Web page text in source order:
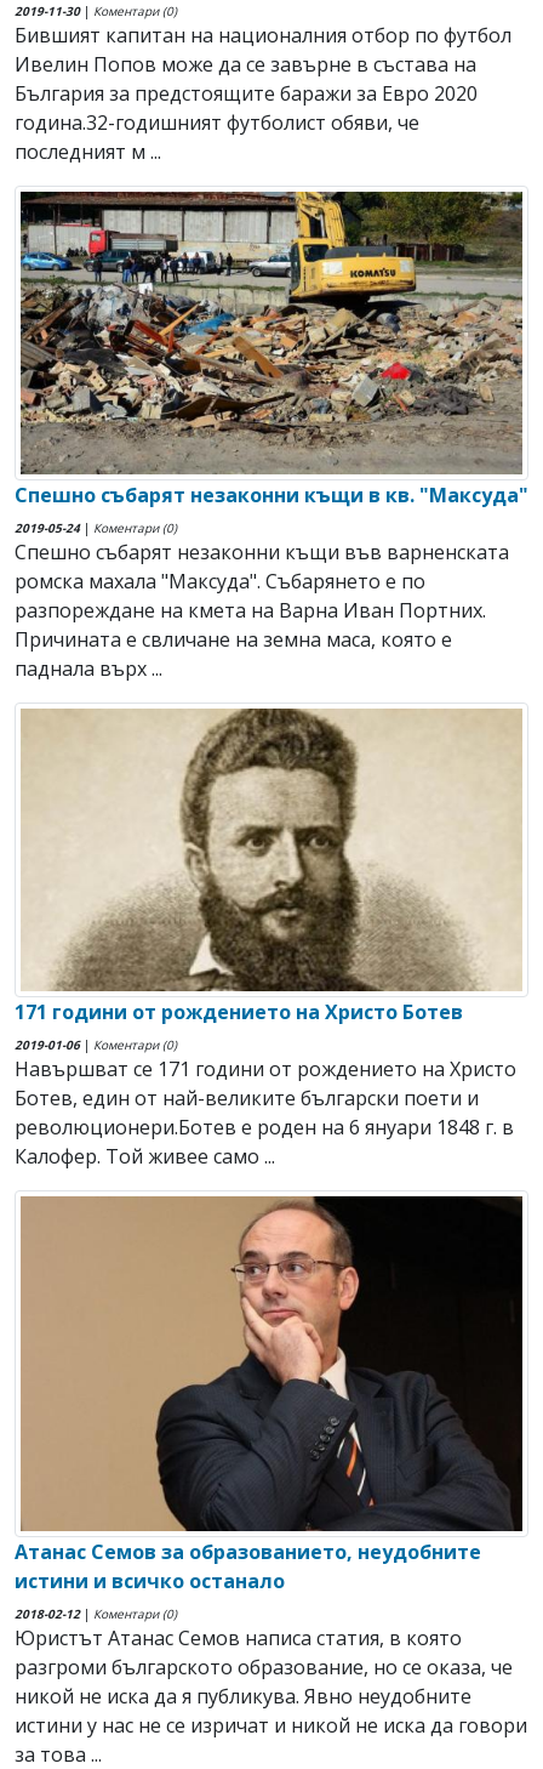
2019-11-30| Коментари (0)
Бившият капитан на националния отбор по футбол
Ивелин Попов може да се завърне в състава на
България за предстоящите баражи за Евро 2020
година.32-годишният футболист обяви, че
последният м ...
Спешно събарят незаконни къщи в кв. "Максуда"
2019-05-24| Коментари (0)
Спешно събарят незаконни къщи във варненската
ромска махала "Максуда". Събарянето е по
разпореждане на кмета на Варна Иван Портних.
Причината е свличане на земна маса, която е
паднала върх ...
171 години от рождението на Христо Ботев
2019-01-06| Коментари (0)
Навършват се 171 години от рождението на Христо
Ботев, един от най-великите български поети и
революционери.Ботев е роден на 6 януари 1848 г. в
Калофер. Той живее само ...
Атанас Семов за образованието, неудобните
истини и всичко останало
2018-02-12| Коментари (0)
Юристът Атанас Семов написа статия, в която
разгроми българското образование, но се оказа, че
никой не иска да я публикува. Явно неудобните
истини у нас не се изричат и никой не иска да говори
за това ...